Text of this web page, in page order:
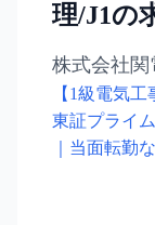
理/J1の
株式会社関
【1級電気
東証プライ
｜当面転勤